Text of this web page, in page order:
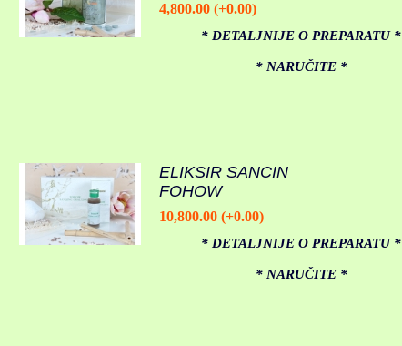
4,800.00 (+0.00)
* DETALJNIJE O PREPARATU *
* NARUČITE *
ELIKSIR SANCIN
FOHOW
10,800.00 (+0.00)
* DETALJNIJE O PREPARATU *
* NARUČITE *